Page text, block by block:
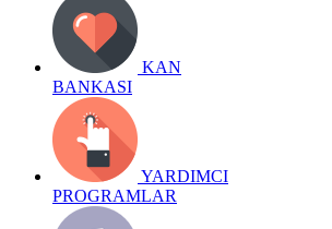
KAN
BANKASI
YARDIMCI
PROGRAMLAR